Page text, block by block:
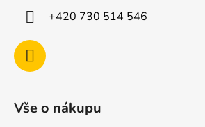
+420 730 514 546
Vše o nákupu